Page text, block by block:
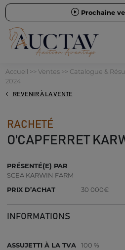
Prochaine
Accueil >> Ventes>> Catalogue &
2024
REVENIR À LA VENTE
RACHETÉ
O'CAPFERRET
PRÉSENTÉ(E) PAR
SCEA KARWIN FARM
PRIX D’ACHAT
30 000€
INFORMATIONS
ASSUJETTI À LA TVA 100 %